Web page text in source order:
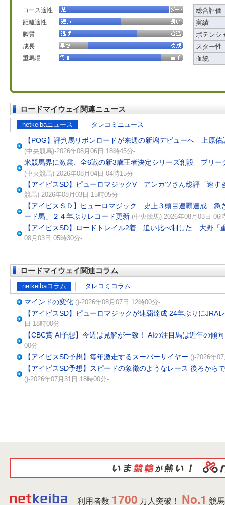
コース適性
距離適性
脚質
成長
重馬場
総合評価
実績
ポテンシ
スター性
血統
ロードマイウェイ関連ニュース
netkeibaニュース タレコミニュース
【POG】評判馬リボンロードが来週の新潟デビューへ 上原
(中央競馬)-2026年08月06日 18時45分-
米競馬界に激震、全6戦の新3歳王者決定シリーズ創設 プリー
(中央競馬)-2026年08月04日 04時15分-
【アイビスSD】ピューロマジックV アンカツさん総評「速す
競馬)-2026年08月03日 15時05分-
【アイビスＳＤ】ピューロマジック 史上３頭目連覇達成 急
ード馬」２４年ぶりレコード更新 (中央競馬)-2026年08月03日 06
【アイビスSD】ロードトレイル2着 追い比べ制した 大野「
08月03日 05時30分-
ロードマイウェイ関連コラム
netkeibaコラム タレコミコラム
マインドの変化 ()-2026年08月07日 12時00分-
【アイビスSD】ピューロマジックが連覇達成 24年ぶりにJRA
日 18時00分-
【CBC賞 AI予想】今週は見解が一致！ AIの注目馬は近年の傾
00分-
【アイビスSD予想】毎年激走するスーパーサイヤー ()-2026年
【アイビスSD予想】スピードの象徴のようなレース 後ろから
()-2026年07月31日 18時00分-
利用者数 1700 万人突破！ No.1 競